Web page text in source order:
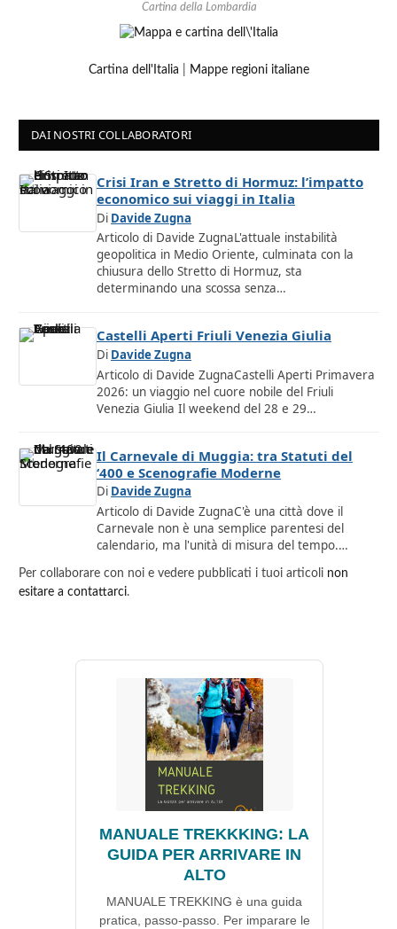
Cartina della Lombardia
Cartina dell'Italia Mappe regioni italiane
DAI NOSTRI COLLABORATORI
Crisi Iran e Stretto di Hormuz: l’impatto
economico sui viaggi in Italia
Di Davide Zugna
Articolo di Davide ZugnaL'attuale instabilità
geopolitica in Medio Oriente, culminata con la
chiusura dello Stretto di Hormuz, sta
determinando una scossa senza…
Castelli Aperti Friuli Venezia Giulia
Di Davide Zugna
Articolo di Davide ZugnaCastelli Aperti Primavera
2026: un viaggio nel cuore nobile del Friuli
Venezia Giulia Il weekend del 28 e 29…
Il Carnevale di Muggia: tra Statuti del
‘400 e Scenografie Moderne
Di Davide Zugna
Articolo di Davide ZugnaC'è una città dove il
Carnevale non è una semplice parentesi del
calendario, ma l'unità di misura del tempo.…
Per collaborare con noi e vedere pubblicati i tuoi articoli non
esitare a contattarci.
MANUALE TREKKKING: LA
GUIDA PER ARRIVARE IN
ALTO
MANUALE TREKKING è una guida
pratica, passo-passo. Per imparare le